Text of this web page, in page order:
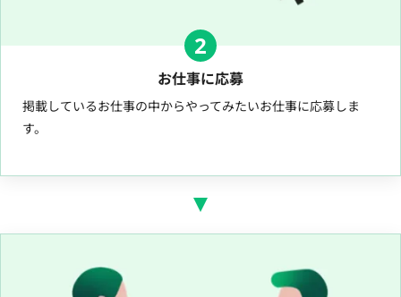
2
お仕事に応募
掲載しているお仕事の中からやってみたいお仕事に応募しま
す。